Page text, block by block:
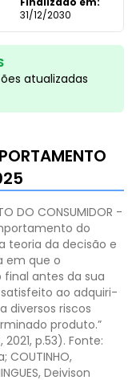
31/12/2030
atualizadas
DO CONSUMIDOR -
do
teoria da decisão e
em que o
antes da sua
ao adquiri-
diversos riscos
produto.”
2021, p.53). Fonte:
COUTINHO,
Deivison